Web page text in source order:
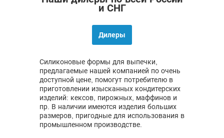
и СНГ
Дилеры
Силиконовые формы для выпечки,
предлагаемые нашей компанией по очень
доступной цене, помогут потребителю в
приготовлении изысканных кондитерских
изделий: кексов, пирожных, маффинов и
пр. В наличии имеются изделия больших
размеров, пригодные для использования в
промышленном производстве.